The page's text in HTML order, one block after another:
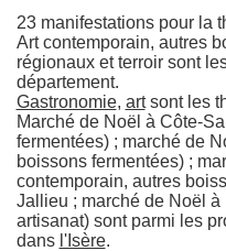
23 manifestations pour la
Art contemporain, autres
régionaux et terroir sont
département.
Gastronomie, artsont les
Marché de Noël à Côte-
fermentées) ; marché de
boissons fermentées) ;
contemporain, autres
Jallieu ; marché de Noël
artisanat) sont parmi les
dans l'Isère.